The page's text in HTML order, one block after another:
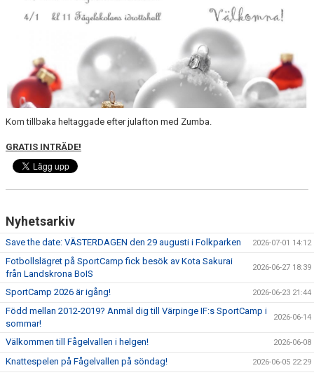
Kom tillbaka heltaggade efter julafton med Zumba.
GRATIS INTRÄDE!
Nyhetsarkiv
Save the date: VÄSTERDAGEN den 29 augusti i Folkparken 2026-07-01 14:12
Fotbollslägret på SportCamp fick besök av Kota Sakurai
från Landskrona BoIS
2026-06-27 18:39
SportCamp 2026 är igång! 2026-06-23 21:44
Född mellan 2012-2019? Anmäl dig till Värpinge IF:s SportCamp i
sommar!
2026-06-14
Välkommen till Fågelvallen i helgen! 2026-06-08
Knattespelen på Fågelvallen på söndag! 2026-06-05 22:29